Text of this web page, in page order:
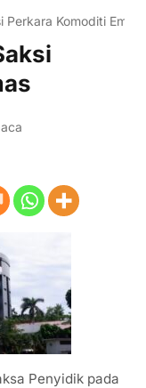
Komoditi Emas
Penyidik pada